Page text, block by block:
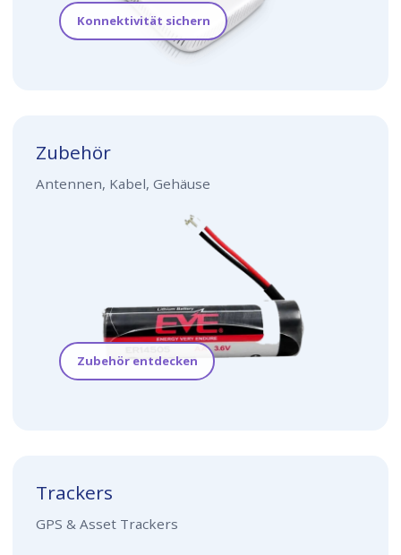
Konnektivität sichern
Zubehör
Antennen, Kabel, Gehäuse
Zubehör entdecken
Trackers
GPS & Asset Trackers